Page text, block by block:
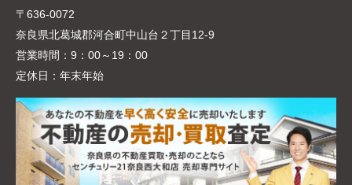
〒636-0072
奈良県北葛城郡河合町中山台２丁目12-9
営業時間： 9：00～19：00
定休日： 年末年始